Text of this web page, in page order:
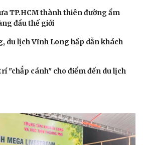
TP.HCM thành thiên đường ẩm
đầu thế giới
du lịch Vĩnh Long hấp dẫn khách
"chắp cánh" cho điểm đến du lịch